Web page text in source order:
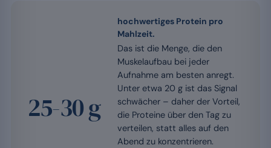
25-30 g
hochwertiges Protein pro
Mahlzeit.
Das ist die Menge, die den
Muskelaufbau bei jeder
Aufnahme am besten anregt.
Unter etwa 20 g ist das Signal
schwächer – daher der Vorteil,
die Proteine über den Tag zu
verteilen, statt alles auf den
Abend zu konzentrieren.